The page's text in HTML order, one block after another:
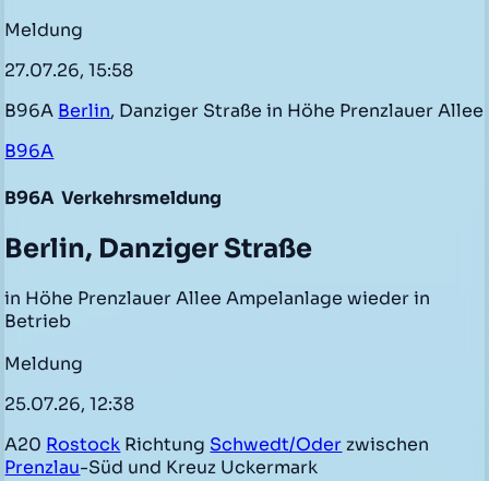
Meldung
27.07.26, 15:58
B96A Berlin, Danziger Straße in Höhe Prenzlauer Allee
B96A
B96A Verkehrsmeldung
Berlin, Danziger Straße
in Höhe Prenzlauer Allee Ampelanlage wieder in
Betrieb
Meldung
25.07.26, 12:38
A20 Rostock Richtung Schwedt/Oder zwischen
Prenzlau-Süd und Kreuz Uckermark